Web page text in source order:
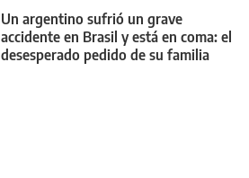
Un argentino sufrió un grave
accidente en Brasil y está en coma: el
desesperado pedido de su familia